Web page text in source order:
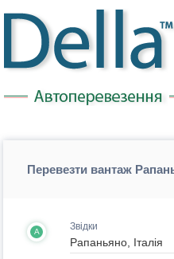
Перевезти вантаж
A Звідки